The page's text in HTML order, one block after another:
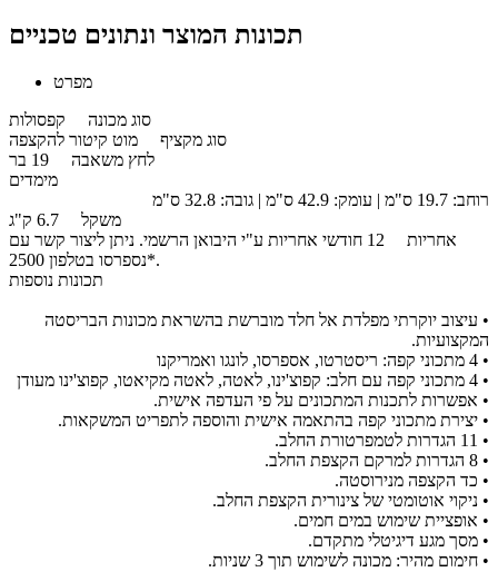
תכונות המוצר ונתונים טכניים
מפרט
סוג מכונה קפסולות
סוג מקציף מוט קיטור להקצפה
לחץ משאבה
מימדים
רוחב: 19.7 ס"מ | עומק: 42.9 ס"מ | גובה: 32.8 ס"מ
משקל
אחריות
12 חודשי אחריות ע"י היבואן הרשמי. ניתן ליצור קשר עם
נספרסו בטלפון 2500*.
תכונות נוספות
• עיצוב יוקרתי מפלדת אל חלד מוברשת בהשראת מכונות הבריסטה
המקצועיות.
• 4 מתכוני קפה: ריסטרטו, אספרסו, לונגו ואמריקנו
• 4 מתכוני קפה עם חלב: קפוצ'ינו, לאטה, לאטה מקיאטו, קפוצ'ינו מעודן
• אפשרות לתכנות המתכונים על פי העדפה אישית.
• יצירת מתכוני קפה בהתאמה אישית והוספה לתפריט המשקאות.
• 11 הגדרות לטמפרטורת החלב.
• 8 הגדרות למרקם הקצפת החלב.
• כד הקצפה מנירוסטה.
• ניקוי אוטומטי של צינורית הקצפת החלב.
• אופציית שימוש במים חמים.
• מסך מגע דיגיטלי מתקדם.
• חימום מהיר: מכונה לשימוש תוך 3 שניות.